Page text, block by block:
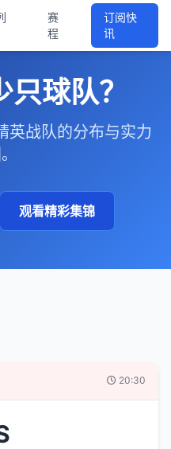
赛
程
订阅快
讯
球队？
战队的分布与实力
观看精彩集锦
20:30